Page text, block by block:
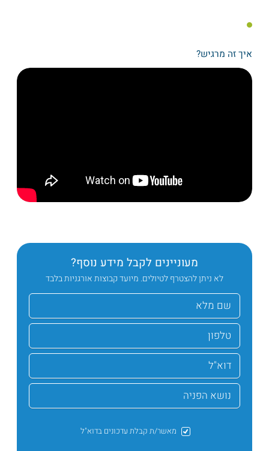
איך זה מרגיש?
מעוניינים לקבל מידע נוסף?
לא ניתן להצטרף לטיולים. מיועד קבוצות אורגניות בלבד
מאשר/ת קבלת עדכונים בדוא"ל